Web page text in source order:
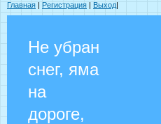
Главная | Регистрация | Выход|
Не убран
снег, яма
на
дороге,